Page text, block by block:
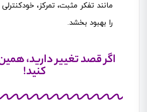
مانند تفکر مثبت، تمرکز،
را بهبود بخشد.
اگر قصد تغییر دارید،
کنید!